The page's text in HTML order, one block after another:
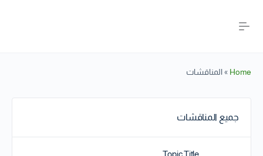
Home
»المناقشات
جميع المناقشات
Topic Title